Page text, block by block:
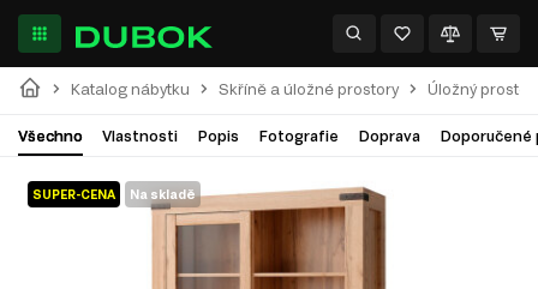
Katalog nábytku Skříně a úložné prostory Úložný prostor
Všechno Vlastnosti Popis Fotografie Doprava Doporučené
SUPER-CENA Na skladě